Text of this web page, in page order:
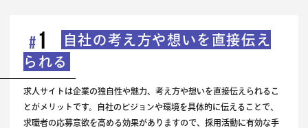
#1
自社の考え方や想いを直接伝え
られる
求人サイトは企業の独自性や魅力、考え方や想いを直接伝えられるこ
とがメリットです。自社のビジョンや環境を具体的に伝えることで、
求職者の応募意欲を高める効果がありますので、採用活動に有効な手